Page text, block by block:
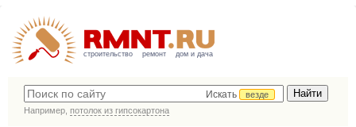
строительство ремонт дом и дача
Искать
везде
Например, потолок из гипсокартона